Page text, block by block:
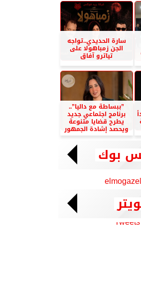
سارة الحديدي..تواجه
الجن زمباهولا على
تياترو آفاق
”ببساطة مع داليا”..
برنامج اجتماعي جديد
يطرح قضايا متنوعة
ويحصد إشادة الجمهور
بوك